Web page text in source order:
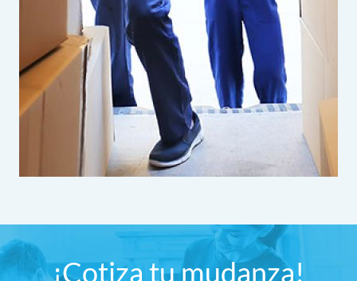
¡Cotiza tu mudanza!